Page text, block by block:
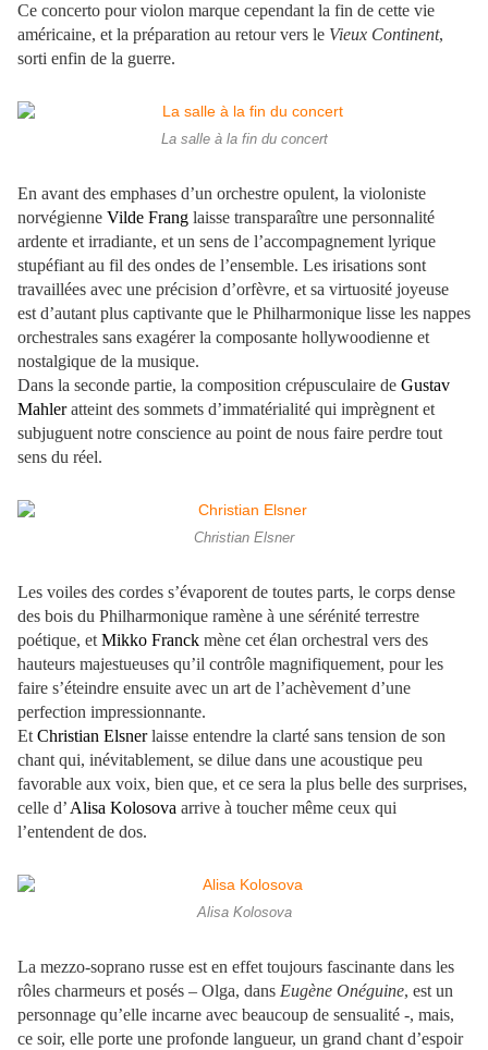
Ce concerto pour violon marque cependant la fin de cette vie
américaine, et la préparation au retour vers le Vieux Continent,
sorti enfin de la guerre.
La salle à la fin du concert
En avant des emphases d’un orchestre opulent, la violoniste
norvégienne Vilde Frang laisse transparaître une personnalité
ardente et irradiante, et un sens de l’accompagnement lyrique
stupéfiant au fil des ondes de l’ensemble. Les irisations sont
travaillées avec une précision d’orfèvre, et sa virtuosité joyeuse
est d’autant plus captivante que le Philharmonique lisse les nappes
orchestrales sans exagérer la composante hollywoodienne et
nostalgique de la musique.
Dans la seconde partie, la composition crépusculaire de Gustav
Mahleratteint des sommets d’immatérialité qui imprègnent et
subjuguent notre conscience au point de nous faire perdre tout
sens du réel.
Christian Elsner
Les voiles des cordes s’évaporent de toutes parts, le corps dense
des bois du Philharmonique ramène à une sérénité terrestre
poétique, et Mikko Franck mène cet élan orchestral vers des
hauteurs majestueuses qu’il contrôle magnifiquement, pour les
faire s’éteindre ensuite avec un art de l’achèvement d’une
perfection impressionnante.
Et Christian Elsnerlaisse entendre la clarté sans tension de son
chant qui, inévitablement, se dilue dans une acoustique peu
favorable aux voix, bien que, et ce sera la plus belle des surprises,
celle d’ Alisa Kolosova arrive à toucher même ceux qui
l’entendent de dos.
Alisa Kolosova
La mezzo-soprano russe est en effet toujours fascinante dans les
rôles charmeurs et posés – Olga, dans Eugène Onéguine, est un
personnage qu’elle incarne avec beaucoup de sensualité -, mais,
ce soir, elle porte une profonde langueur, un grand chant d’espoir